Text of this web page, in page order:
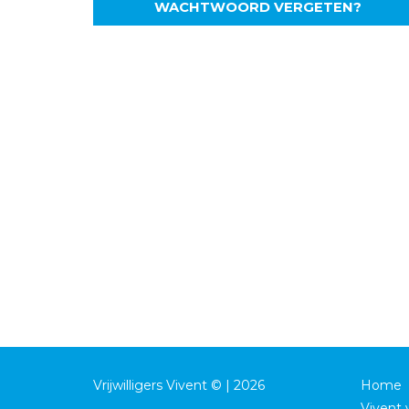
WACHTWOORD VERGETEN?
Vrijwilligers Vivent © | 2026
Home